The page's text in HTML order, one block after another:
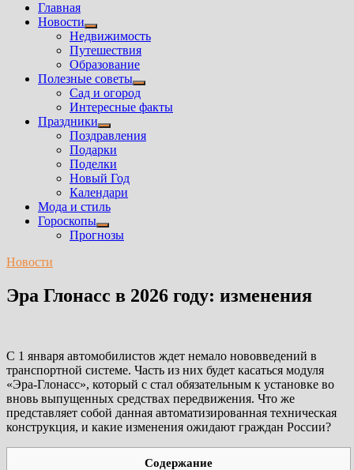
Главная
Новости
Показать
подменю
Недвижимость
Путешествия
Образование
Полезные советы
Показать
подменю
Сад и огород
Интересные факты
Праздники
Показать
подменю
Поздравления
Подарки
Поделки
Новый Год
Календари
Мода и стиль
Гороскопы
Показать
подменю
Прогнозы
Новости
Эра Глонасс в 2026 году: изменения
С 1 января автомобилистов ждет немало нововведений в
транспортной системе. Часть из них будет касаться модуля
«Эра-Глонасс», который с стал обязательным к установке во
вновь выпущенных средствах передвижения. Что же
представляет собой данная автоматизированная техническая
конструкция, и какие изменения ожидают граждан России?
Содержание